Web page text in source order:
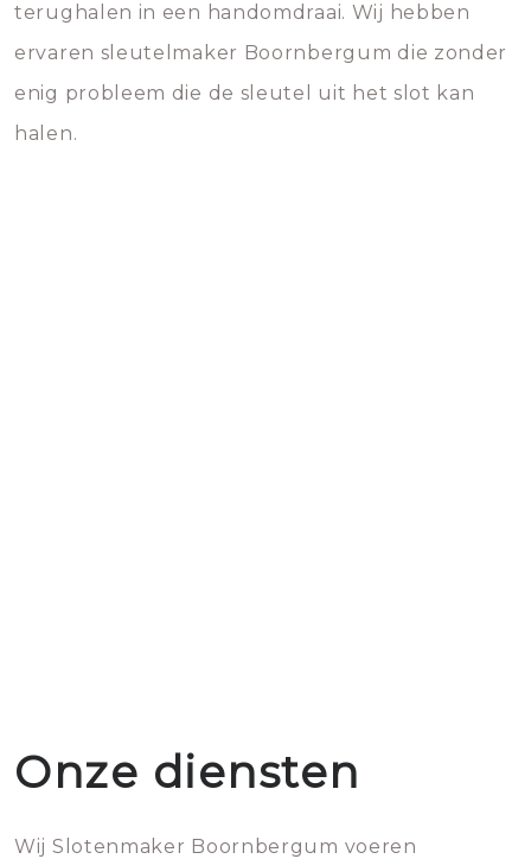
terughalen in een handomdraai. Wij hebben
ervaren sleutelmaker Boornbergum die zonder
enig probleem die de sleutel uit het slot kan
halen.
Onze diensten
Wij Slotenmaker Boornbergum voeren